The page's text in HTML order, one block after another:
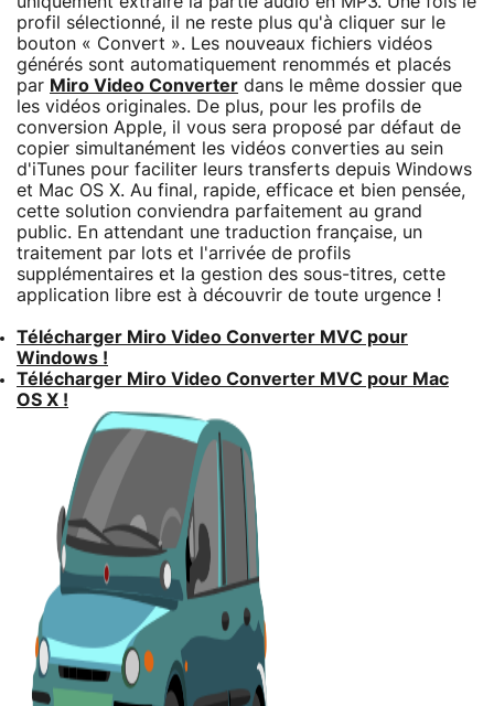
profil sélectionné, il ne reste plus qu'à cliquer sur le
bouton « Convert ». Les nouveaux fichiers vidéos
générés sont automatiquement renommés et placés
par Miro Video Converter dans le même dossier que
les vidéos originales. De plus, pour les profils de
conversion Apple, il vous sera proposé par défaut de
copier simultanément les vidéos converties au sein
d'iTunes pour faciliter leurs transferts depuis Windows
et Mac OS X. Au final, rapide, efficace et bien pensée,
cette solution conviendra parfaitement au grand
public. En attendant une traduction française, un
traitement par lots et l'arrivée de profils
supplémentaires et la gestion des sous-titres, cette
application libre est à découvrir de toute urgence !
Télécharger Miro Video Converter MVC pour
Windows !
Télécharger Miro Video Converter MVC pour Mac
OS X !